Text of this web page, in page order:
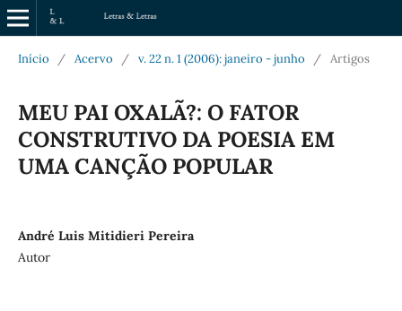
Início / Acervo / v. 22 n. 1 (2006): janeiro - junho / Artigos
MEU PAI OXALÃ?: O FATOR
CONSTRUTIVO DA POESIA EM
UMA CANÇÃO POPULAR
André Luis Mitidieri Pereira
Autor